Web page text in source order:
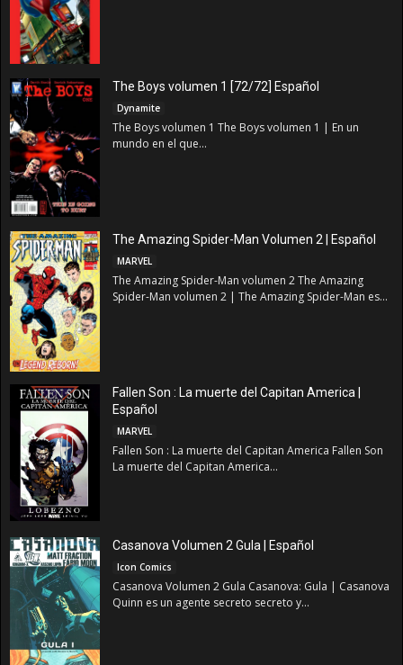
The Boys volumen 1 [72/72] Español
Dynamite
The Boys volumen 1 The Boys volumen 1 | En un
mundo en el que...
The Amazing Spider-Man Volumen 2 | Español
MARVEL
The Amazing Spider-Man volumen 2 The Amazing
Spider-Man volumen 2 | The Amazing Spider-Man es...
Fallen Son : La muerte del Capitan America |
Español
MARVEL
Fallen Son : La muerte del Capitan America Fallen Son
La muerte del Capitan America...
Casanova Volumen 2 Gula | Español
Icon Comics
Casanova Volumen 2 Gula Casanova: Gula | Casanova
Quinn es un agente secreto secreto y...